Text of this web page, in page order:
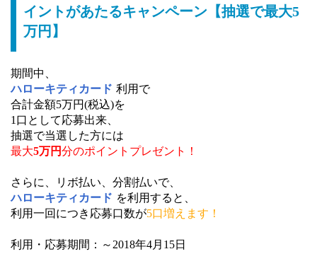
イントがあたるキャンペーン【抽選で最大5
万円】
期間中、
ハローキティカード 利用で
合計金額5万円(税込)を
1口として応募出来、
抽選で当選した方には
最大5万円分のポイントプレゼント！
さらに、リボ払い、分割払いで、
ハローキティカード を利用すると、
利用一回につき応募口数が5口増えます！
利用・応募期間：～2018年4月15日